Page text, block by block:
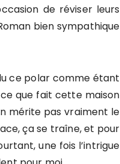
de réviser leurs
bien sympathique
ce polar comme étant
ce que fait cette maison
mérite pas vraiment le
ça se traîne, et pour
une fois l’intrigue